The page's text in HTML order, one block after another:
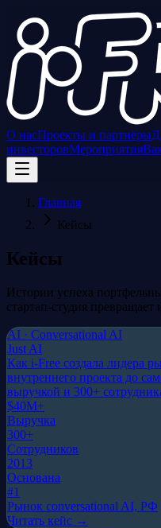
О насПроекты и партнёры
инвесторовМероприятия
Главная
Кейсы
Кейсы
Истории успеха
стартап-студия
AI · Conversational AI
Just AI
Как i-Free создала лидера
внутреннего проекта до
выручкой и 300+
$40M+
Выручка
300+
Сотрудников
2013
Основана
#1
Рынок conversational AI, РФ
Читать кейс →